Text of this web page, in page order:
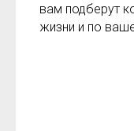
вам подберут
жизни и по